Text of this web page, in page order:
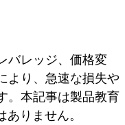
バレッジ、価格変
より、急速な損失や
。本記事は製品教育
りません。